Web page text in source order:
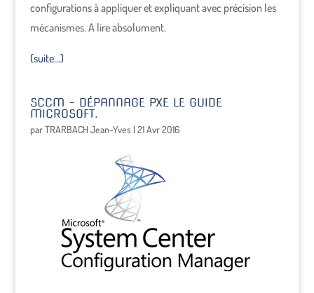
configurations à appliquer et expliquant avec précision les
mécanismes. A lire absolument.
(suite…)
SCCM – DÉPANNAGE PXE LE GUIDE
MICROSOFT.
parTRARBACH Jean-Yves | 21 Avr 2016